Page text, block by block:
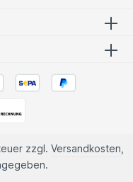
zzgl. Versandkosten